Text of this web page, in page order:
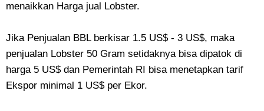
menaikkan Harga jual Lobster.
Jika Penjualan BBL berkisar 1.5 US$ - 3 US$, maka
penjualan Lobster 50 Gram setidaknya bisa dipatok di
harga 5 US$ dan Pemerintah RI bisa menetapkan tarif
Ekspor minimal 1 US$ per Ekor.